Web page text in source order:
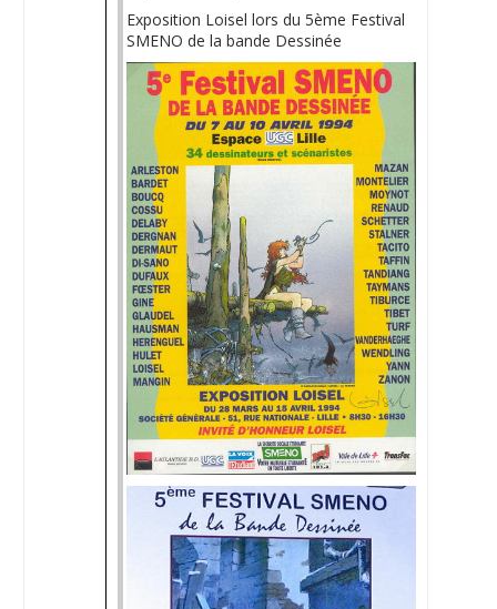
Exposition Loisel lors du 5ème Festival
SMENO de la bande Dessinée